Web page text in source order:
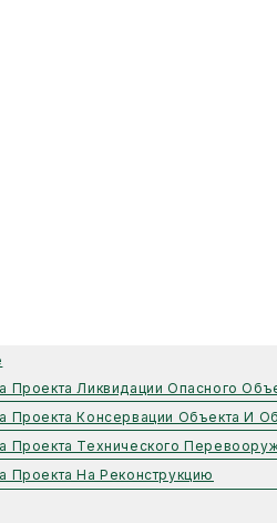
Проекта Ликвидации Опасного
Проекта Консервации Объекта И
Проекта Технического
Проекта На Реконструкцию